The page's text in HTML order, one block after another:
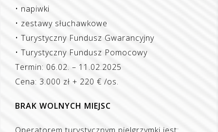
• napiwki
• zestawy słuchawkowe
• Turystyczny Fundusz Gwarancyjny
• Turystyczny Fundusz Pomocowy
Termin: 06.02. – 11.02.2025
Cena: 3.000 zł + 220 € /os.
BRAK WOLNYCH MIEJSC